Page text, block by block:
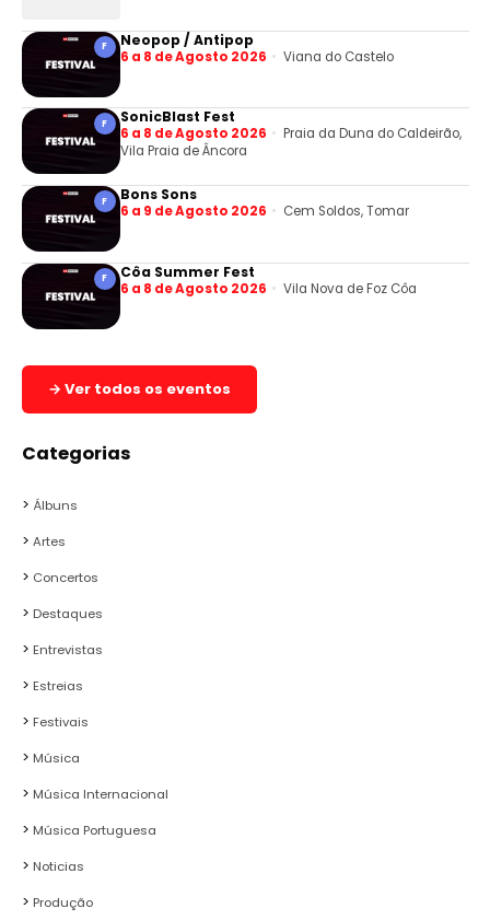
F Neopop / Antipop
6 a 8 de Agosto 2026 Viana do Castelo
F SonicBlast Fest
6 a 8 de Agosto 2026
Praia da Duna do Caldeirão,
Vila Praia de Âncora
F Bons Sons
6 a 9 de Agosto 2026 Cem Soldos, Tomar
F Côa Summer Fest
6 a 8 de Agosto 2026 Vila Nova de Foz Côa
→ Ver todos os eventos
Categorias
Álbuns
Artes
Concertos
Destaques
Entrevistas
Estreias
Festivais
Música
Música Internacional
Música Portuguesa
Noticias
Produção